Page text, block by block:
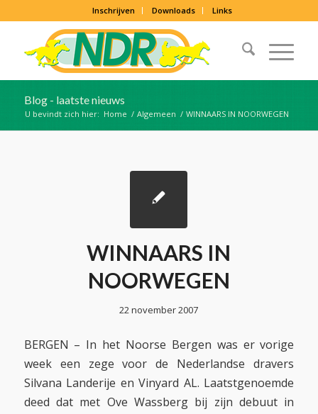
Inschrijven Downloads Links
Blog - laatste nieuws
U bevindt zich hier: Home / Algemeen / WINNAARS IN NOORWEGEN
WINNAARS IN
NOORWEGEN
22 november 2007
BERGEN – In het Noorse Bergen was er vorige
week een zege voor de Nederlandse dravers
Silvana Landerije en Vinyard AL. Laatstgenoemde
deed dat met Ove Wassberg bij zijn debuut in